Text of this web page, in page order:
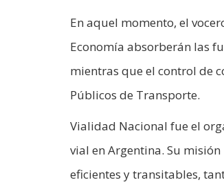
En aquel momento, el
Economía absorberán las
mientras que el control de
Públicos de Transporte.
Vialidad Nacional fue el
vial en Argentina. Su
eficientes y transitables,